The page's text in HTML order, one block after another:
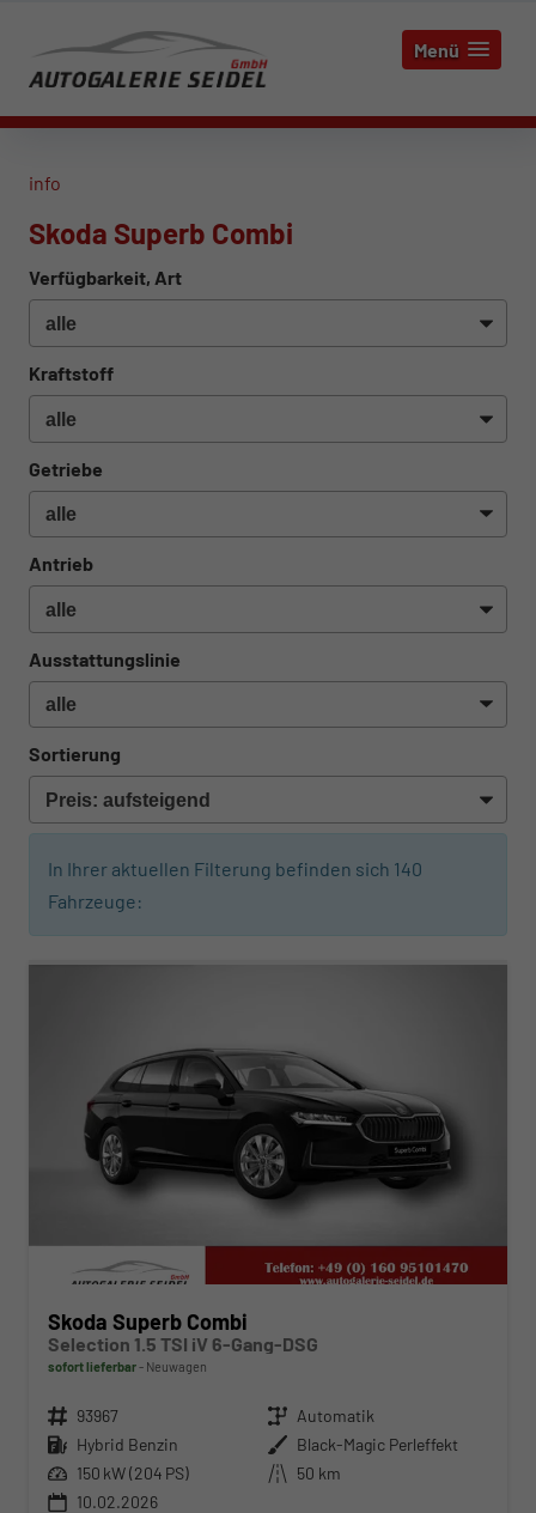
Menü
info
Skoda Superb Combi
Verfügbarkeit, Art
Kraftstoff
Getriebe
Antrieb
Ausstattungslinie
Sortierung
In Ihrer aktuellen Filterung befinden sich 140
Fahrzeuge:
ab 442,– € mtl.
Skoda Superb Combi
Selection 1.5 TSI iV 6-Gang-DSG
sofort lieferbar Neuwagen
Fahrzeugnr. 93967 Getriebe Automatik
Kraftstoff Hybrid Benzin Außenfarbe Black-Magic Perleffekt
Leistung 150 kW (204 PS) Kilometerstand 50 km
10.02.2026